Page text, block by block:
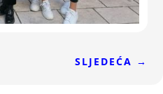
SLJEDEĆA →